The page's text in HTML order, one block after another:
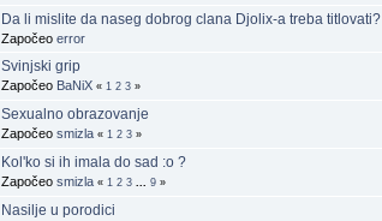
Da li mislite da naseg dobrog clana Djolix-a treba titlovati?
Započeoerror
Svinjski grip
Započeo BaNiX « 1 2 3 »
Sexualno obrazovanje
Započeosmizla « 1 2 3 »
Kol'ko si ih imala do sad :o ?
Započeosmizla « 1 2 3 ...9 »
Nasilje u porodici